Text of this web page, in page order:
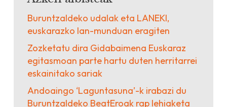
Buruntzaldeko udalak eta LANEKI,
euskarazko lan-munduan eragiten
Zozketatu dira Gidabaimena Euskaraz
egitasmoan parte hartu duten herritarrei
eskainitako sariak
Andoaingo ‘Laguntasuna’-k irabazi du
Buruntzaldeko BeatEroak rap lehiaketa